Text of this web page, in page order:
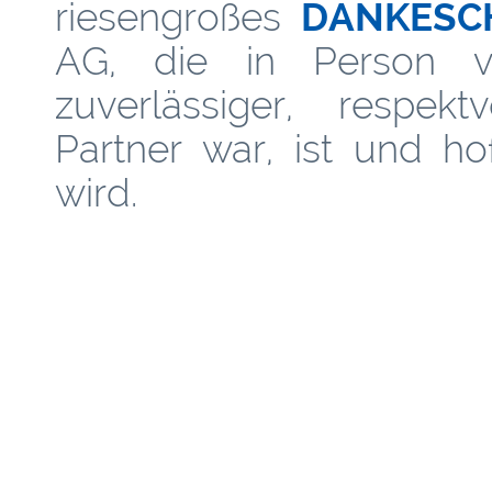
riesengroßes
AG, die in Person
zuverlässiger,
Partner war, ist und
wird.